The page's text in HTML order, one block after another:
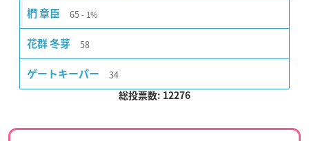
椚 章臣 65 1%
花群 冬芽 58
ゲートキーパー 34
総投票数: 12276